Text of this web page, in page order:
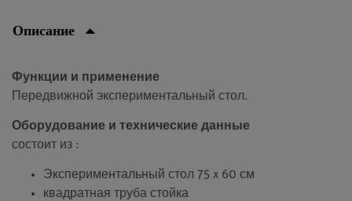
Описание
Функции и применение
Передвижной экспериментальный стол.
Оборудование и технические данные
состоит из :
Экспериментальный стол 75 x 60 см
квадратная труба стойка